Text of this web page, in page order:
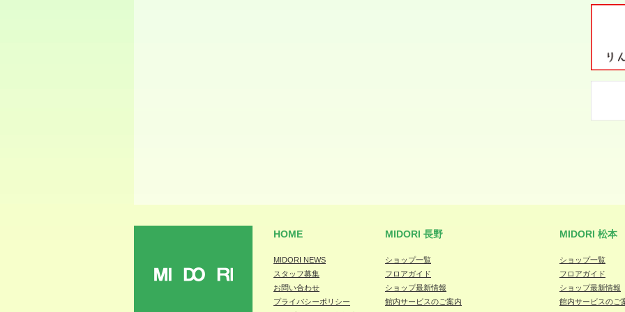
HOME
MIDORI NEWS
スタッフ募集
お問い合わせ
プライバシーポリシー
MIDORI 長野
ショップ一覧
フロアガイド
ショップ最新情報
館内サービスのご案内
MIDORI 松本
ショップ一覧
フロアガイド
ショップ最新情報
館内サービスのご